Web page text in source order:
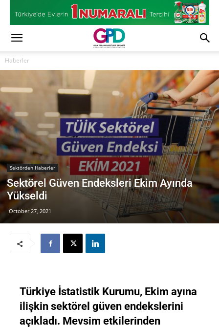
Haberler
Sektörden Haberler
Sektörel Güven Endeksleri Ekim Ayında
Yükseldi
October 27, 2021
Türkiye İstatistik Kurumu, Ekim ayına
ilişkin sektörel güven endekslerini
açıkladı. Mevsim etkilerinden